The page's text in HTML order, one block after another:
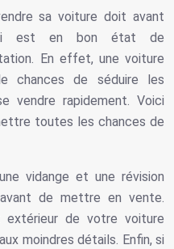
sa voiture doit avant
ci est en bon état de
En effet, une voiture
chances de séduire les
vendre rapidement. Voici
toutes les chances de
vidange et une révision
de mettre en vente.
extérieur de votre voiture
moindres détails. Enfin, si